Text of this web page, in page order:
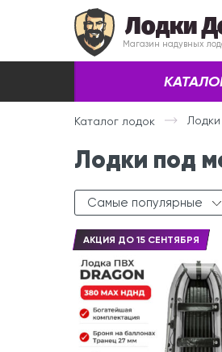
Лодки
Магазин надувных
Каталог лодок
Лодки под
Самые популярные
АКЦИЯ ДО 15 СЕНТЯБРЯ